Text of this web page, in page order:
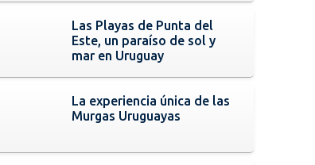
Las Playas de Punta del
Este, un paraíso de sol y
mar en Uruguay
La experiencia única de las
Murgas Uruguayas